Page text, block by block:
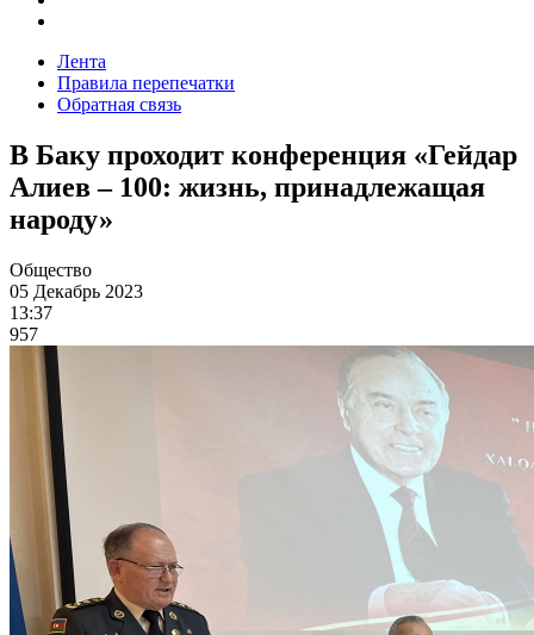
Лента
Правила перепечатки
Обратная связь
В Баку проходит конференция «Гейдар
Алиев – 100: жизнь, принадлежащая
народу»
Общество
05 Декабрь 2023
13:37
957